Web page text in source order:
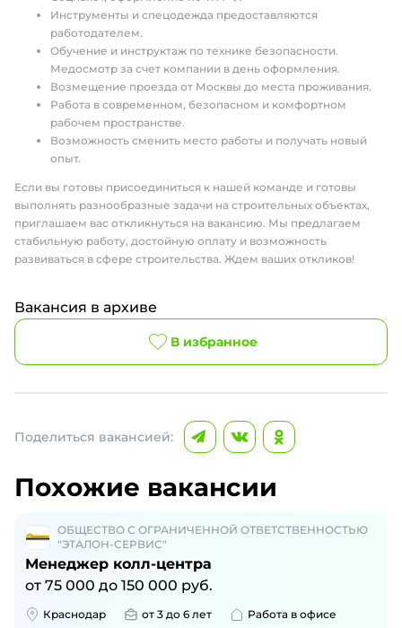
Инструменты и спецодежда предоставляются
работодателем.
Обучение и инструктаж по технике безопасности.
Медосмотр за счет компании в день оформления.
Возмещение проезда от Москвы до места проживания.
Работа в современном, безопасном и комфортном
рабочем пространстве.
Возможность сменить место работы и получать новый
опыт.
Если вы готовы присоединиться к нашей команде и готовы
выполнять разнообразные задачи на строительных объектах,
приглашаем вас откликнуться на вакансию. Мы предлагаем
стабильную работу, достойную оплату и возможность
развиваться в сфере строительства. Ждем ваших откликов!
Вакансия в архиве
В избранное
Поделиться вакансией:
Похожие вакансии
ОБЩЕСТВО С ОГРАНИЧЕННОЙ ОТВЕТСТВЕННОСТЬЮ
"ЭТАЛОН-СЕРВИС"
Менеджер колл-центра
от 75 000 до 150 000 руб.
Краснодар от 3 до 6 лет
Работа в офисе